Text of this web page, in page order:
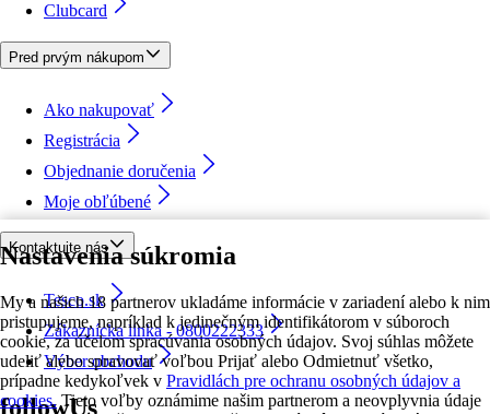
Nastavenia súkromia
My a našich 18 partnerov ukladáme informácie v zariadení alebo k nim
pristupujeme, napríklad k jedinečným identifikátorom v súboroch
cookie, za účelom spracúvania osobných údajov. Svoj súhlas môžete
udeliť alebo spravovať voľbou Prijať alebo Odmietnuť všetko,
prípadne kedykoľvek v Pravidlách pre ochranu osobných údajov a
cookies. Tieto voľby oznámime našim partnerom a neovplyvnia údaje
Clubcard
Pred prvým nákupom
Ako nakupovať
Registrácia
Objednanie doručenia
Moje obľúbené
Kontaktujte nás
Tesco.sk
Zákaznícka linka - 0800222333
Výber obchodu
followUs